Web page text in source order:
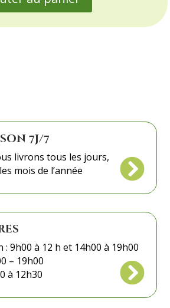
7j/7
livrons tous les jours,
mois de l’année

: 9h00 à 12 h et 14h00 à 19h00
– 19h00
à 12h30
